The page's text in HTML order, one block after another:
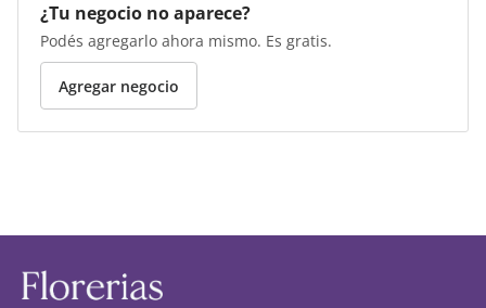
¿Tu negocio no aparece?
Podés agregarlo ahora mismo. Es gratis.
Agregar negocio